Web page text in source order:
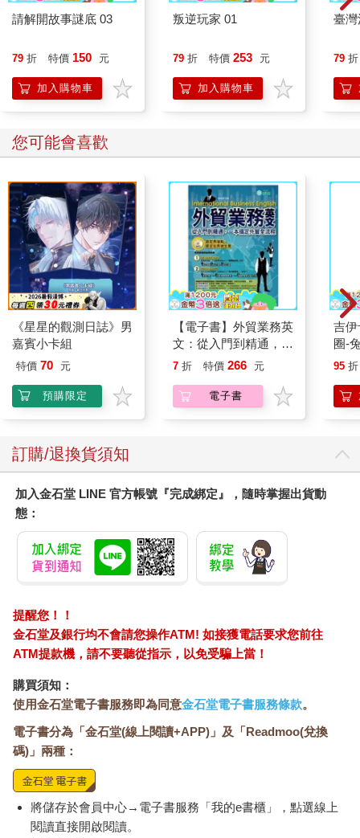
請解開故事謎底 03
79 折 特價 150 元
加入購物車
叛逆玩家 01
79 折 特價 253 元
加入購物車
臺
79 折
您可能會喜歡
《星星的觀測日誌》男
嘉賓小卡組
特價 70 元
預購限定
【電子書】外貿業務英
文：從入門到精通，一
本搞定外貿全流程【有
7 折 特價 266 元
電子書
吉伊卡哇
圈-
95 折
訂購/退換貨須知
加入金石堂 LINE 官方帳號『完成綁定』，隨時掌握出貨動
態：
提醒您！！
金石堂及銀行均不會請您操作ATM! 如接獲電話要求您前往
ATM提款機，請不要聽從指示，以免受騙上當！
購買須知：
使用金石堂電子書服務即為同意金石堂電子書服務條款。
電子書分為「金石堂(線上閱讀+APP)」及「Readmoo(兌換
碼)」兩種：
將儲存於會員中心→電子書服務「我的e書櫃」，點選線上
閱讀直接開啟閱讀。